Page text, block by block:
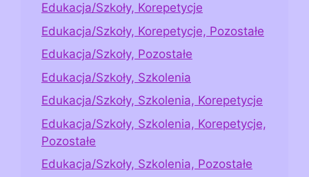
Edukacja/Szkoły, Korepetycje
Edukacja/Szkoły, Korepetycje, Pozostałe
Edukacja/Szkoły, Pozostałe
Edukacja/Szkoły, Szkolenia
Edukacja/Szkoły, Szkolenia, Korepetycje
Edukacja/Szkoły, Szkolenia, Korepetycje,
Pozostałe
Edukacja/Szkoły, Szkolenia, Pozostałe